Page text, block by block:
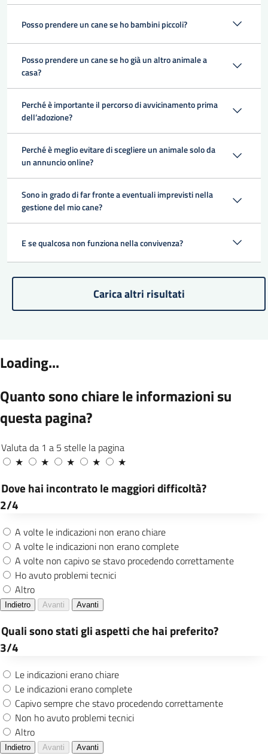
Posso prendere un cane se ho bambini piccoli?
Posso prendere un cane se ho già un altro animale a
casa?
Perché è importante il percorso di avvicinamento prima
dell’adozione?
Perché è meglio evitare di scegliere un animale solo da
un annuncio online?
Sono in grado di far fronte a eventuali imprevisti nella
gestione del mio cane?
E se qualcosa non funziona nella convivenza?
Paginazione Carica altri risultati